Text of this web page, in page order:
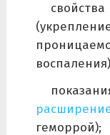
геморрой);